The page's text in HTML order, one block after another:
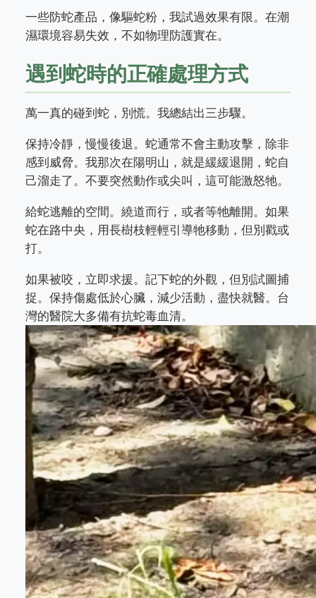
一些防蛇產品，像驅蛇粉，我試過效果有限。在潮
濕環境容易失效，不如物理防護實在。
遇到蛇時的正確處理方式
萬一真的碰到蛇，別慌。我總結出三步驟。
保持冷靜，慢慢後退。蛇通常不會主動攻擊，除非
感到威脅。我那次在陽明山，就是緩緩退開，蛇自
己溜走了。不要突然動作或尖叫，這可能激怒牠。
給蛇逃離的空間。繞道而行，或者等牠離開。如果
蛇在路中央，用長樹枝輕輕引導牠移動，但別戳或
打。
如果被咬，立即求援。記下蛇的外觀，但別試圖捕
捉。保持傷處低於心臟，減少活動，盡快就醫。台
灣的醫院大多備有抗蛇毒血清。